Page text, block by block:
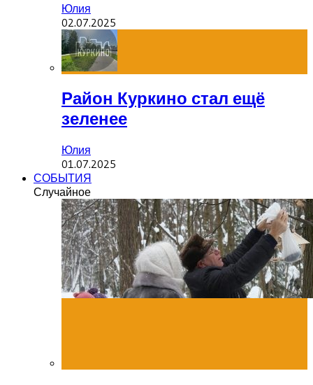
Юлия
02.07.2025
Район Куркино стал ещё
зеленее
Юлия
01.07.2025
СОБЫТИЯ
Случайное